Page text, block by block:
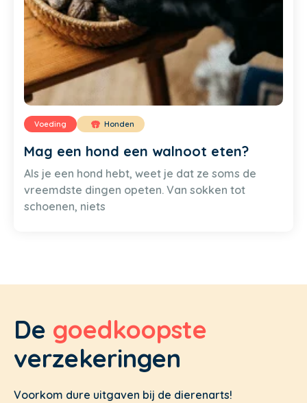
Voeding Honden
Mag een hond een walnoot eten?
Als je een hond hebt, weet je dat ze soms de
vreemdste dingen opeten. Van sokken tot
schoenen, niets
De goedkoopste
verzekeringen
Voorkom dure uitgaven bij de dierenarts!